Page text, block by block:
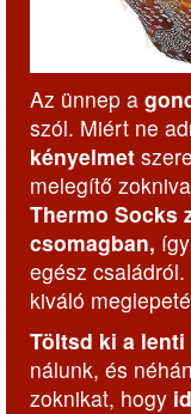
Az ünnep a
szól. Miért ne
kényelmet
melegítő
Thermo Socks
csomagban,
egész családról.
kiváló
Töltsd ki a
nálunk, és
zoknikat, hogy